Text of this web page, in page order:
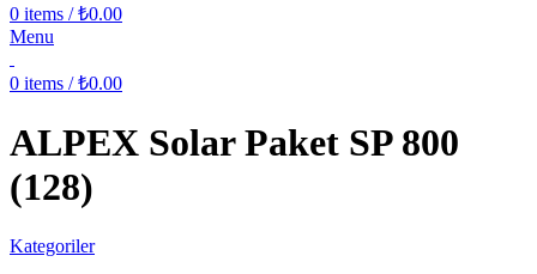
0 items / ₺0.00
Menu
0 items / ₺0.00
ALPEX Solar Paket SP 800
(128)
Kategoriler